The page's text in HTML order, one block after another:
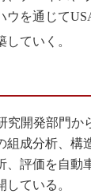
ウを通じて
ていく。
開発部門か
組成分析、構
評価を自動
ている。